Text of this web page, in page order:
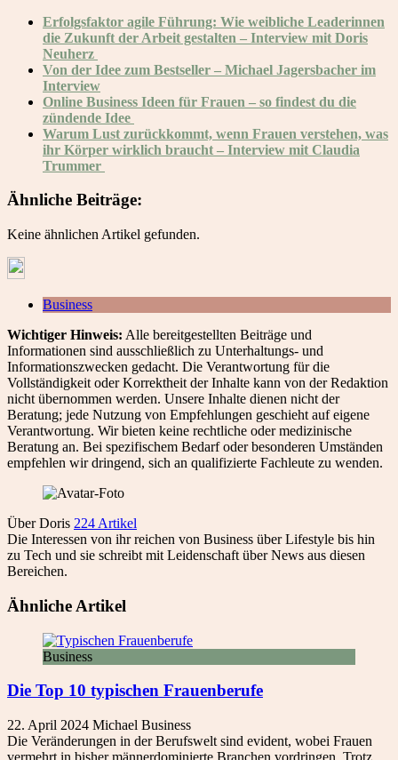
Erfolgsfaktor agile Führung: Wie weibliche Leaderinnen
die Zukunft der Arbeit gestalten – Interview mit Doris
Neuherz
Von der Idee zum Bestseller – Michael Jagersbacher im
Interview
Online Business Ideen für Frauen – so findest du die
zündende Idee
Warum Lust zurückkommt, wenn Frauen verstehen, was
ihr Körper wirklich braucht – Interview mit Claudia
Trummer
Ähnliche Beiträge:
Keine ähnlichen Artikel gefunden.
Business
Wichtiger Hinweis: Alle bereitgestellten Beiträge und
Informationen sind ausschließlich zu Unterhaltungs- und
Informationszwecken gedacht. Die Verantwortung für die
Vollständigkeit oder Korrektheit der Inhalte kann von der Redaktion
nicht übernommen werden. Unsere Inhalte dienen nicht der
Beratung; jede Nutzung von Empfehlungen geschieht auf eigene
Verantwortung. Wir bieten keine rechtliche oder medizinische
Beratung an. Bei spezifischem Bedarf oder besonderen Umständen
empfehlen wir dringend, sich an qualifizierte Fachleute zu wenden.
Über Doris 224 Artikel
Die Interessen von ihr reichen von Business über Lifestyle bis hin
zu Tech und sie schreibt mit Leidenschaft über News aus diesen
Bereichen.
Ähnliche Artikel
Business
Die Top 10 typischen Frauenberufe
22. April 2024 Michael Business
Die Veränderungen in der Berufswelt sind evident, wobei Frauen
vermehrt in bisher männerdominierte Branchen vordringen. Trotz